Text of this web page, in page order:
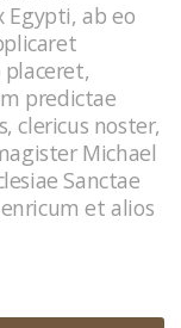
Egypti, ab eo
predictae
clericus noster,
Michael
Sanctae
et alios